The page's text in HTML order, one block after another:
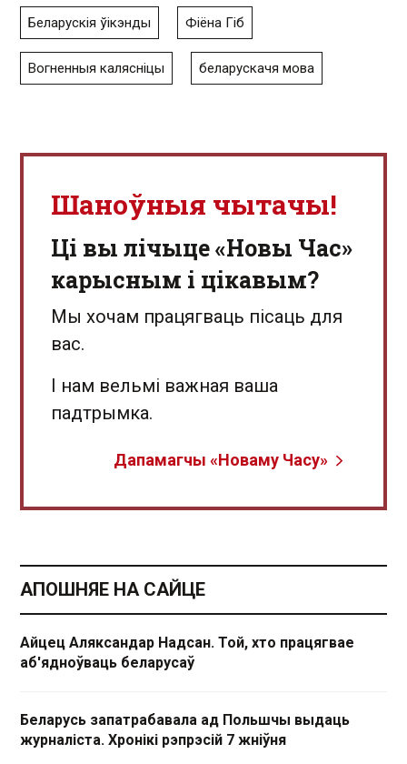
Беларускія ўікэнды Фіёна Гіб
Вогненныя калясніцы беларускачя мова
Шаноўныя чытачы!
Ці вы лічыце «Новы Час»
карысным і цікавым?
Мы хочам працягваць пісаць для
вас.
І нам вельмі важная ваша
падтрымка.
Дапамагчы «Новаму Часу»
АПОШНЯЕ НА САЙЦЕ
Айцец Аляксандар Надсан. Той, хто працягвае
аб'ядноўваць беларусаў
Беларусь запатрабавала ад Польшчы выдаць
журналіста. Хронікі рэпрэсій 7 жніўня